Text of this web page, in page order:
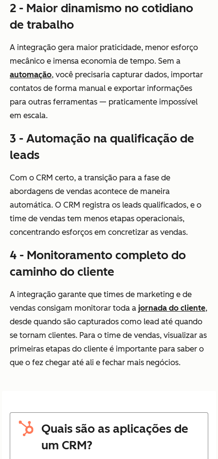
2 - Maior dinamismo no cotidiano
de trabalho
A integração gera maior praticidade, menor esforço
mecânico e imensa economia de tempo. Sem a
automação, você precisaria capturar dados, importar
contatos de forma manual e exportar informações
para outras ferramentas — praticamente impossível
em escala.
3 - Automação na qualificação de
leads
Com o CRM certo, a transição para a fase de
abordagens de vendas acontece de maneira
automática. O CRM registra os leads qualificados, e o
time de vendas tem menos etapas operacionais,
concentrando esforços em concretizar as vendas.
4 - Monitoramento completo do
caminho do cliente
A integração garante que times de marketing e de
vendas consigam monitorar toda a jornada do cliente,
desde quando são capturados como lead até quando
se tornam clientes. Para o time de vendas, visualizar as
primeiras etapas do cliente é importante para saber o
que o fez chegar até ali e fechar mais negócios.
Quais são as aplicações de
um CRM?